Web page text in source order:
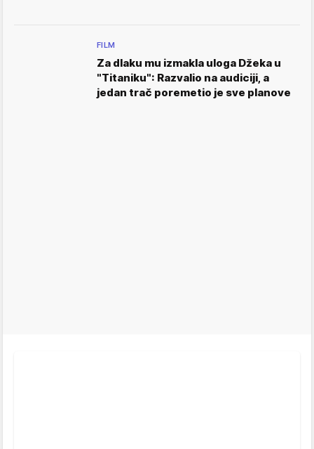
FILM
Za dlaku mu izmakla uloga Džeka u
"Titaniku": Razvalio na audiciji, a
jedan trač poremetio je sve planove